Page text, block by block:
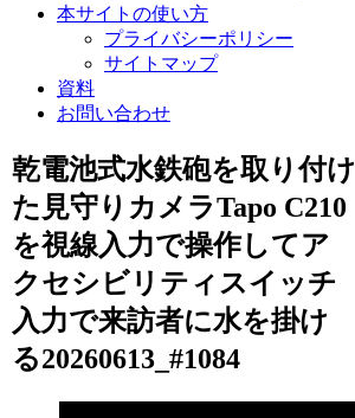
本サイトの使い方
プライバシーポリシー
サイトマップ
資料
お問い合わせ
乾電池式水鉄砲を取り付け
た見守りカメラTapo C210
を視線入力で操作してア
クセシビリティスイッチ
入力で来訪者に水を掛け
る20260613_#1084